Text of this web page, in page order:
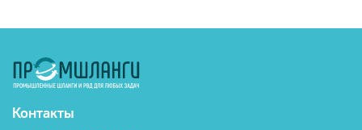
Контакты